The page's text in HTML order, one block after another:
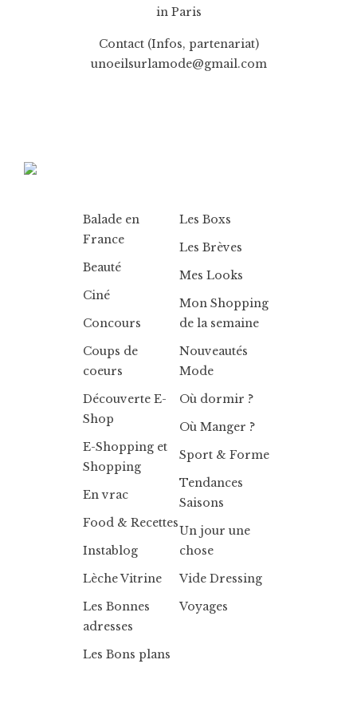
in Paris
Contact (Infos, partenariat)
unoeilsurlamode@gmail.com
Balade en
France
Beauté
Ciné
Concours
Coups de
coeurs
Découverte E-
Shop
E-Shopping et
Shopping
En vrac
Food & Recettes
Instablog
Lèche Vitrine
Les Bonnes
adresses
Les Bons plans
Les Boxs
Les Brèves
Mes Looks
Mon Shopping
de la semaine
Nouveautés
Mode
Où dormir ?
Où Manger ?
Sport & Forme
Tendances
Saisons
Un jour une
chose
Vide Dressing
Voyages